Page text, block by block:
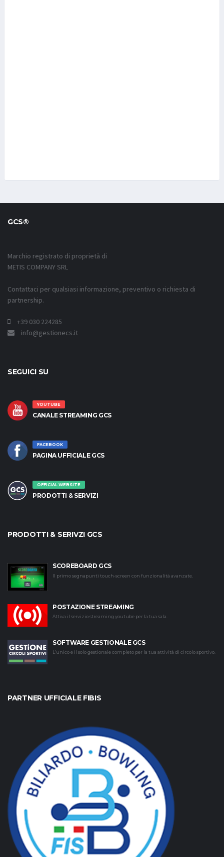
GCS®
Marchio registrato di proprietà di
METIS COMPANY SRL
Contattaci per qualsiasi informazione, preventivo o richiesta di
partnership.
+39 030 224285
info@gestionecs.it
SEGUICI SU
YOUTUBE
CANALE STREAMING GCS
FACEBOOK
PAGINA UFFICIALE GCS
OFFICIAL WEBSITE
PRODOTTI & SERVIZI
PRODOTTI & SERIVZI GCS
SCOREBOARD GCS
Il primo segnapunti touch-screen con funzionalità avanzate.
POSTAZIONE STREAMING
Attiva il servizio streaming youtube per la tua sala.
SOFTWARE GESTIONALE GCS
L’unico e il solo gestionale completo per la tua attività di circolo sportivo.
PARTNER UFFICIALE FIBIS